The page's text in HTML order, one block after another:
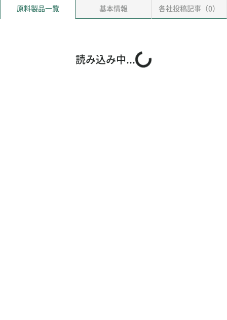
運営からのお知らせ
原料製品一覧 基本情報 各社投稿記事（0）
読み込み中...